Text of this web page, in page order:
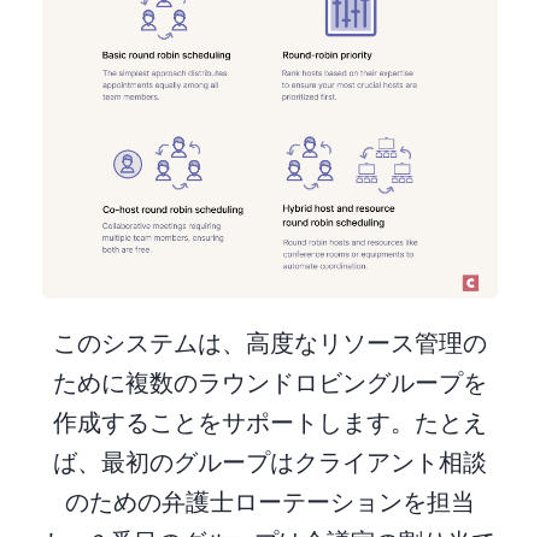
このシステムは、高度なリソース管理の
ために複数のラウンドロビングループを
作成することをサポートします。たとえ
ば、最初のグループはクライアント相談
のための弁護士ローテーションを担当